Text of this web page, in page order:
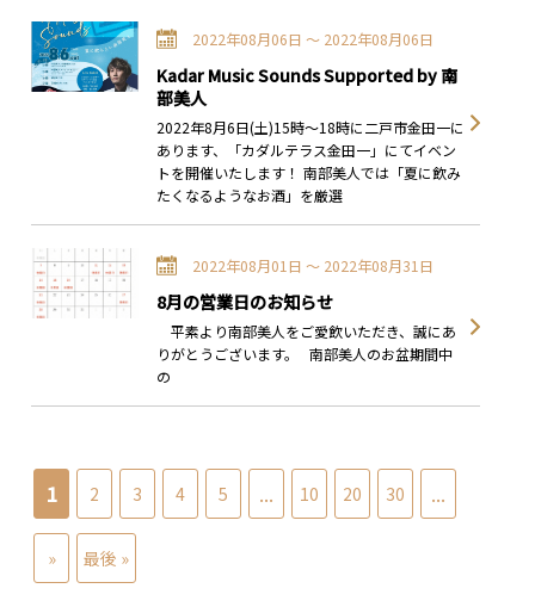
2022年08月06日 〜 2022年08月06日
Kadar Music Sounds Supported by 南
部美人
2022年8月6日(土)15時～18時に二戸市金田一に
あります、「カダルテラス金田一」にてイベン
トを開催いたします！ 南部美人では「夏に飲み
たくなるようなお酒」を厳選
2022年08月01日 〜 2022年08月31日
8月の営業日のお知らせ
平素より南部美人をご愛飲いただき、誠にあ
りがとうございます。 南部美人のお盆期間中
の
1 2 3 4 5 ... 10 20 30 ...
» 最後 »